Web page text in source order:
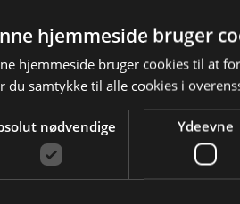
|Webhandel generelt
i 2026 – sådan
hjemmeside bruger
hjemmeside bruger cookies til at
du samtykke til alle cookies i
nødvendige Ydeevne